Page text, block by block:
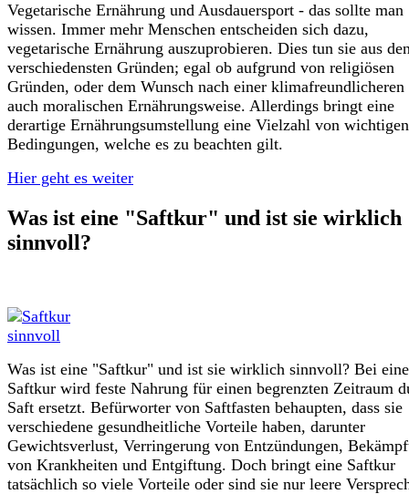
Vegetarische Ernährung und Ausdauersport - das sollte man
wissen. Immer mehr Menschen entscheiden sich dazu,
vegetarische Ernährung auszuprobieren. Dies tun sie aus
verschiedensten Gründen; egal ob aufgrund von religiösen
Gründen, oder dem Wunsch nach einer
auch moralischen Ernährungsweise. Allerdings bringt eine
derartige Ernährungsumstellung eine Vielzahl von wichtigen
Bedingungen, welche es zu beachten gilt.
Hier geht es weiter
Was ist eine "Saftkur" und ist sie wirklich
sinnvoll?
Was ist eine "Saftkur" und ist sie wirklich sinnvoll? Bei
Saftkur wird feste Nahrung für einen begrenzten Zeitraum
Saft ersetzt. Befürworter von Saftfasten behaupten, dass sie
verschiedene gesundheitliche Vorteile haben, darunter
Gewichtsverlust, Verringerung von Entzündungen,
von Krankheiten und Entgiftung. Doch bringt eine Saftkur
tatsächlich so viele Vorteile oder sind sie nur leere